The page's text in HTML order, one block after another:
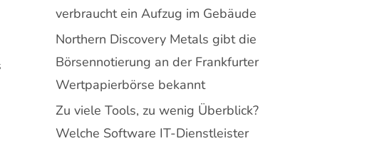
verbraucht ein Aufzug im Gebäude
Northern Discovery Metals gibt die
Börsennotierung an der Frankfurter
Wertpapierbörse bekannt
Zu viele Tools, zu wenig Überblick?
Welche Software IT-Dienstleister